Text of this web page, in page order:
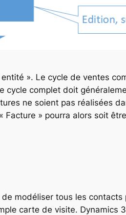
». Le cycle de ventes
cycle complet doit
ne soient pas réalisées
Facture » pourra alors soit
modéliser tous les
carte de visite. Dynamics